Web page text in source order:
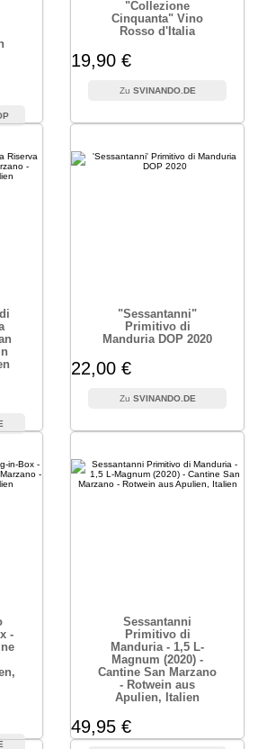
"Collezione
Cinquanta" Vino
Rosso d'Italia
19,90 €
SVINANDO.DE
"Sessantanni"
Primitivo di
Manduria DOP 2020
22,00 €
SVINANDO.DE
-
Sessantanni
Primitivo di
Manduria - 1,5 L-
Magnum (2020) -
Cantine San Marzano
- Rotwein aus
Apulien, Italien
49,95 €